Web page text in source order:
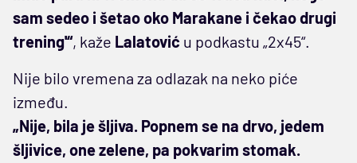
sam sedeo i šetao oko Marakane i čekao drugi
trening'“, kaže Lalatović u podkastu „2x45“.
Nije bilo vremena za odlazak na neko piće
između.
„Nije, bila je šljiva. Popnem se na drvo, jedem
šljivice, one zelene, pa pokvarim stomak.